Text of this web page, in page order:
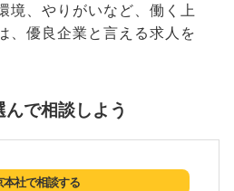
境、やりがいなど、働く上
、優良企業と言える求人を
で相談しよう
本社で相談する